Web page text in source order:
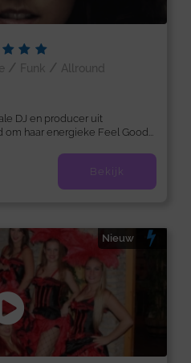
/ Funk / Allround
DJ en producer uit
haar energieke Feel Good...
Bekijk
Nieuw